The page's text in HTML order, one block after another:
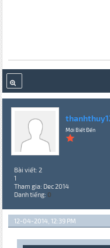
Mới Biết Đến
Bài viết: 2
1
Tham gia: Dec 2014
Danh tiếng: 0
12-04-2014, 12:39 PM